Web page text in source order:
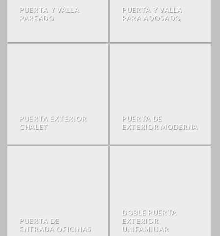
PUERTA Y VALLA
PAREADO
PUERTA Y VALLA
PARA ADOSADO
PUERTA EXTERIOR
CHALET
PUERTA DE
EXTERIOR MODERNA
PUERTA DE
ENTRADA OFICINAS
DOBLE PUERTA
EXTERIOR
UNIFAMILIAR